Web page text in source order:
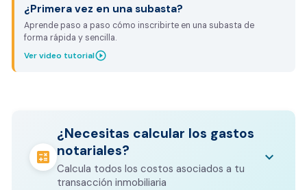
¿Primera vez en una subasta?
Aprende paso a paso cómo inscribirte en una subasta de
forma rápida y sencilla.
Ver video tutorialplay_circle_outline
calculate
¿Necesitas calcular los gastos
notariales?
Calcula todos los costos asociados a tu
transacción inmobiliaria
keyboard_arrow_down